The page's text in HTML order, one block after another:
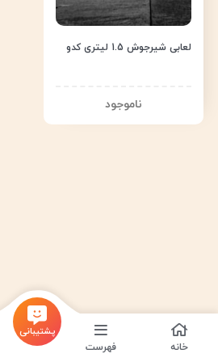
لعابی شیرجوش 1.5 لیتری کدو
خانه فهرست
پشتیبانی